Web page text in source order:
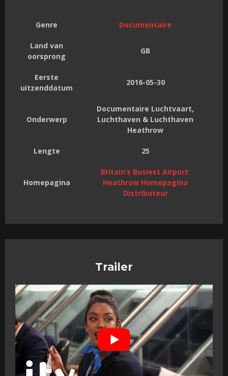
Genre Documentaire
Land van
oorsprong
GB
Eerste
uitzenddatum
2016-05-30
Onderwerp
Documentaire Luchtvaart,
Luchthaven & Luchthaven
Heathrow
Lengte 25
Homepagina
Britain’s Busiest Airport:
Heathrow Homepagina
Distributeur
Trailer